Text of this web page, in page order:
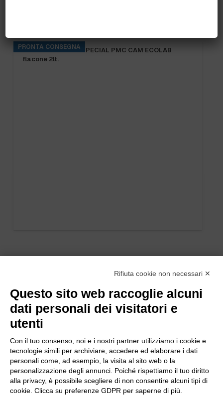
PRONTA CONSEGNA
KITCHENPRO DES SPECIAL PMC CAM ECOLAB
flacone 2lt.
Rifiuta cookie non necessari ✕
Questo sito web raccoglie alcuni
dati personali dei visitatori e
utenti
Con il tuo consenso, noi e i nostri partner utilizziamo i cookie e
tecnologie simili per archiviare, accedere ed elaborare i dati
personali come, ad esempio, la visita al sito web o la
personalizzazione degli annunci. Poiché rispettiamo il tuo diritto
alla privacy, è possibile scegliere di non consentire alcuni tipi di
cookie. Clicca su preferenze GDPR per saperne di più.